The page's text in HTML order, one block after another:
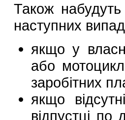
Також
наступних
якщо у
або
заробітних
якщо
відпустці